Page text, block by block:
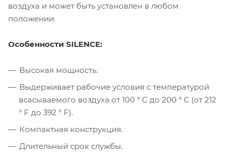
воздуха и может быть установлен в любом
положении.
Особенности SILENCE:
Высокая мощность.
Выдерживает рабочие условия с температурой
всасываемого воздуха от 100 ° C до 200 ° C (от 212
° F до 392 ° F).
Компактная конструкция.
Длительный срок службы.